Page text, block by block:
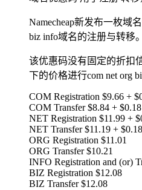
Namecheap新发布一枚域
biz info域名的注册与转移。
该优惠码没有固定的折扣
下的价格进行com net org
COM Registration $9.66 +
COM Transfer $8.84 +
NET Registration $11.99 +
NET Transfer $11.19 +
ORG Registration $11.01
ORG Transfer $10.21
INFO Registration and (or)
BIZ Registration $12.08
BIZ Transfer $12.08